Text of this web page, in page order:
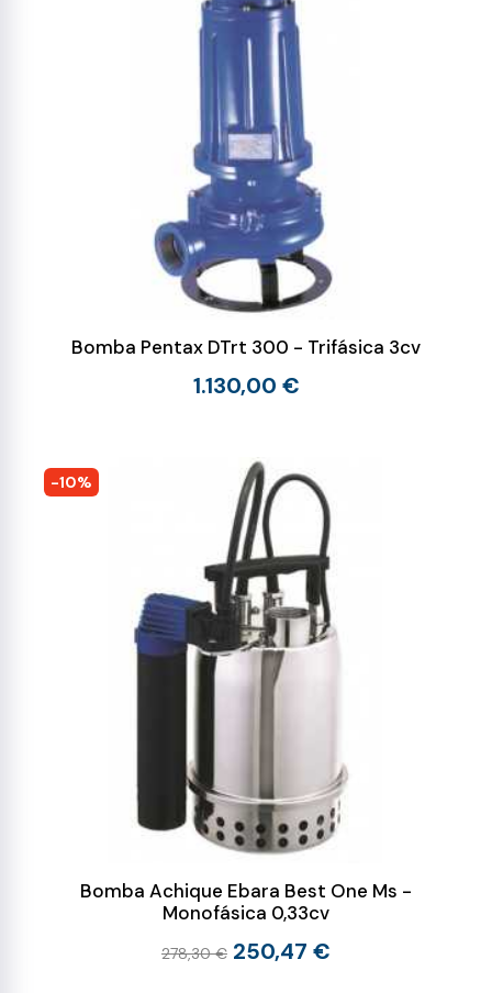
Bomba Pentax DTrt 300 - Trifásica 3cv
1.130,00 €
-10%
Bomba Achique Ebara Best One Ms -
Monofásica 0,33cv
278,30 € 250,47 €